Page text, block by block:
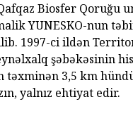
Biosfer Qoruğu
YUNESKO-nun
1997-ci ildən
şəbəkəsinin
təxminən 3,5 km
yalnız ehtiyat edir.